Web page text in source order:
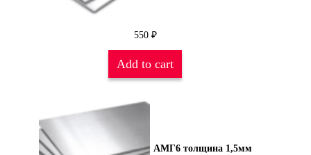
550 ₽
Add to cart
АМГ6 толщина 1,5мм